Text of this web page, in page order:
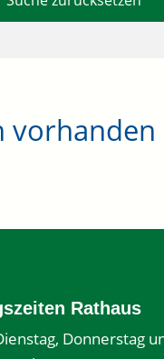
vorhanden
Rathaus
Donnerstag